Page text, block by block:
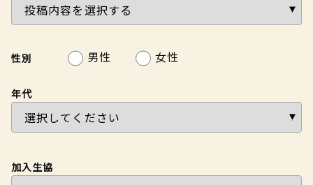
性別 男性 女性
年代
加入生協